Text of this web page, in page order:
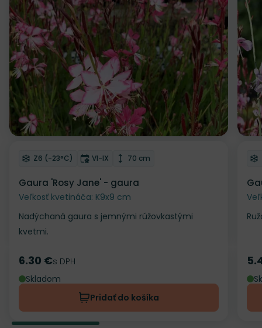
Odober do zoznamu želaní
Mrazuvzdornosť
Z6 (-23°C) Doba kvitnutia
VI-IX Výška rastliny
70 cm
Gaura 'Rosy Jane' - gaura
Veľkosť kvetináča: K9x9 cm
Nadýchaná gaura s jemnými rúžovkastými
kvetmi.
Cena
6.30 €s DPH
Skladom
Pridať do košíka